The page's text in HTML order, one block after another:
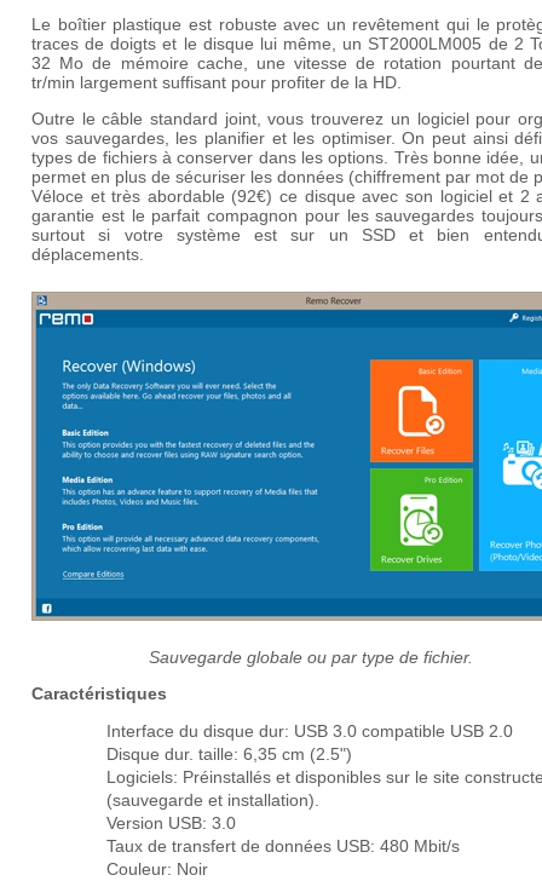
Le boîtier plastique est robuste avec un revêtement qui le
traces de doigts et le disque lui même, un ST2000LM005 de 2
32 Mo de mémoire cache, une vitesse de rotation pourtant
tr/min largement suffisant pour profiter de la HD.
Outre le câble standard joint, vous trouverez un logiciel pour
vos sauvegardes, les planifier et les optimiser. On peut ainsi
types de fichiers à conserver dans les options. Très bonne idée,
permet en plus de sécuriser les données (chiffrement par mot de
Véloce et très abordable (92€) ce disque avec son logiciel et 2
garantie est le parfait compagnon pour les sauvegardes
surtout si votre système est sur un SSD et bien
déplacements.
Sauvegarde globale ou par type de fichier.
Caractéristiques
Interface du disque dur: USB 3.0 compatible USB 2.0
Disque dur. taille: 6,35 cm (2.5")
Logiciels: Préinstallés et disponibles sur le site
(sauvegarde et installation).
Version USB: 3.0
Taux de transfert de données USB: 480 Mbit/s
Couleur: Noir